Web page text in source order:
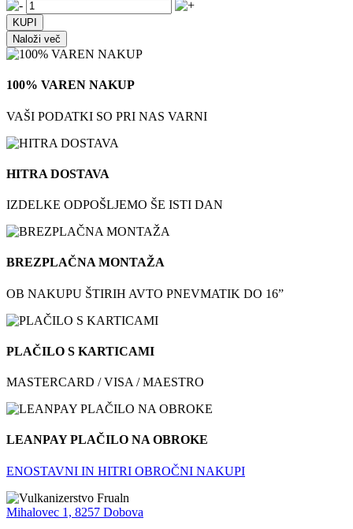
Naloži več
100% VAREN NAKUP
VAŠI PODATKI SO PRI NAS VARNI
HITRA DOSTAVA
IZDELKE ODPOŠLJEMO ŠE ISTI DAN
BREZPLAČNA MONTAŽA
OB NAKUPU ŠTIRIH AVTO PNEVMATIK DO 16”
PLAČILO S KARTICAMI
MASTERCARD / VISA / MAESTRO
LEANPAY PLAČILO NA OBROKE
ENOSTAVNI IN HITRI OBROČNI NAKUPI
Mihalovec 1, 8257 Dobova